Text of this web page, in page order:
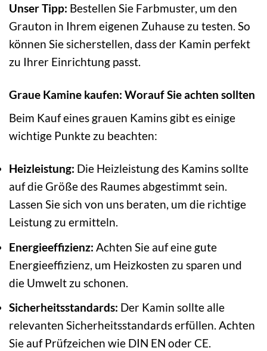
Unser Tipp: Bestellen Sie Farbmuster, um den
Grauton in Ihrem eigenen Zuhause zu testen. So
können Sie sicherstellen, dass der Kamin perfekt
zu Ihrer Einrichtung passt.
Graue Kamine kaufen: Worauf Sie achten sollten
Beim Kauf eines grauen Kamins gibt es einige
wichtige Punkte zu beachten:
Heizleistung: Die Heizleistung des Kamins sollte
auf die Größe des Raumes abgestimmt sein.
Lassen Sie sich von uns beraten, um die richtige
Leistung zu ermitteln.
Energieeffizienz: Achten Sie auf eine gute
Energieeffizienz, um Heizkosten zu sparen und
die Umwelt zu schonen.
Sicherheitsstandards: Der Kamin sollte alle
relevanten Sicherheitsstandards erfüllen. Achten
Sie auf Prüfzeichen wie DIN EN oder CE.